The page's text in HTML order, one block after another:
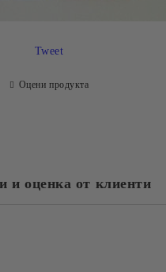
Tweet
Оцени продукта
и оценка от клиенти